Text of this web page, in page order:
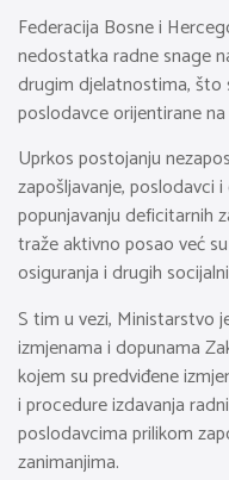
Federacija Bosne i
nedostatka radne snage
drugim djelatnostima, što
poslodavce orijentirane na
Uprkos postojanju
zapošljavanje, poslodavci
popunjavanju deficitarnih
traže aktivno posao već
osiguranja i drugih
S tim u vezi, Ministarstvo
izmjenama i dopunama
kojem su predviđene
i procedure izdavanja
poslodavcima prilikom
zanimanjima.